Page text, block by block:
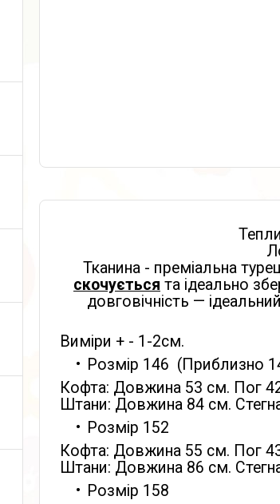
Тканина - преміальна
скочується та ідеально
довговічність —
Виміри + - 1-2см.
Розмір 146 (Приблизно
Кофта: Довжина 53 см. Пог
Штани: Довжина 84 см.
Розмір 152
Кофта: Довжина 55 см. Пог
Штани: Довжина 86 см.
Розмір 158